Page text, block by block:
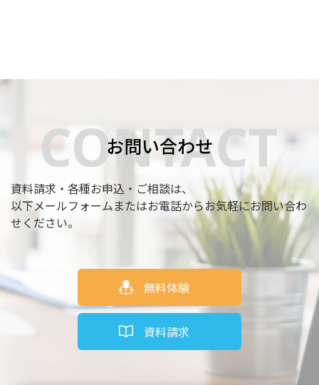
お問い合わせ
資料請求・各種お申込・ご相談は、
以下メールフォームまたはお電話からお気軽にお問い合わ
せください。
無料体験
資料請求